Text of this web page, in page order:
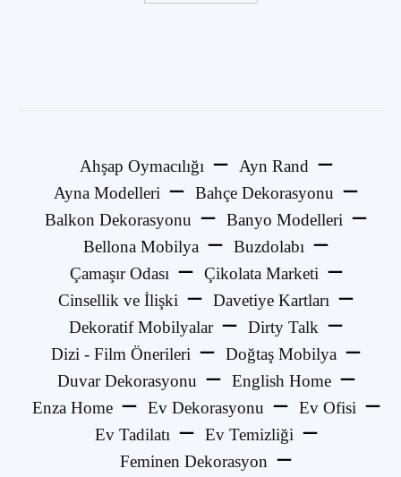
Ahşap Oymacılığı
Ayn Rand
Ayna Modelleri
Bahçe Dekorasyonu
Balkon Dekorasyonu
Banyo Modelleri
Bellona Mobilya
Buzdolabı
Çamaşır Odası
Çikolata Marketi
Cinsellik ve İlişki
Davetiye Kartları
Dekoratif Mobilyalar
Dirty Talk
Dizi - Film Önerileri
Doğtaş Mobilya
Duvar Dekorasyonu
English Home
Enza Home
Ev Dekorasyonu
Ev Ofisi
Ev Tadilatı
Ev Temizliği
Feminen Dekorasyon